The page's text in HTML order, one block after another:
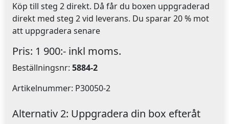
Köp till steg 2 direkt. Då får du boxen uppgraderad
direkt med steg 2 vid leverans. Du sparar 20 % mot
att uppgradera senare
Pris: 1 900:- inkl moms.
Beställningsnr: 5884-2
Artikelnummer: P30050-2
Alternativ 2: Uppgradera din box efteråt